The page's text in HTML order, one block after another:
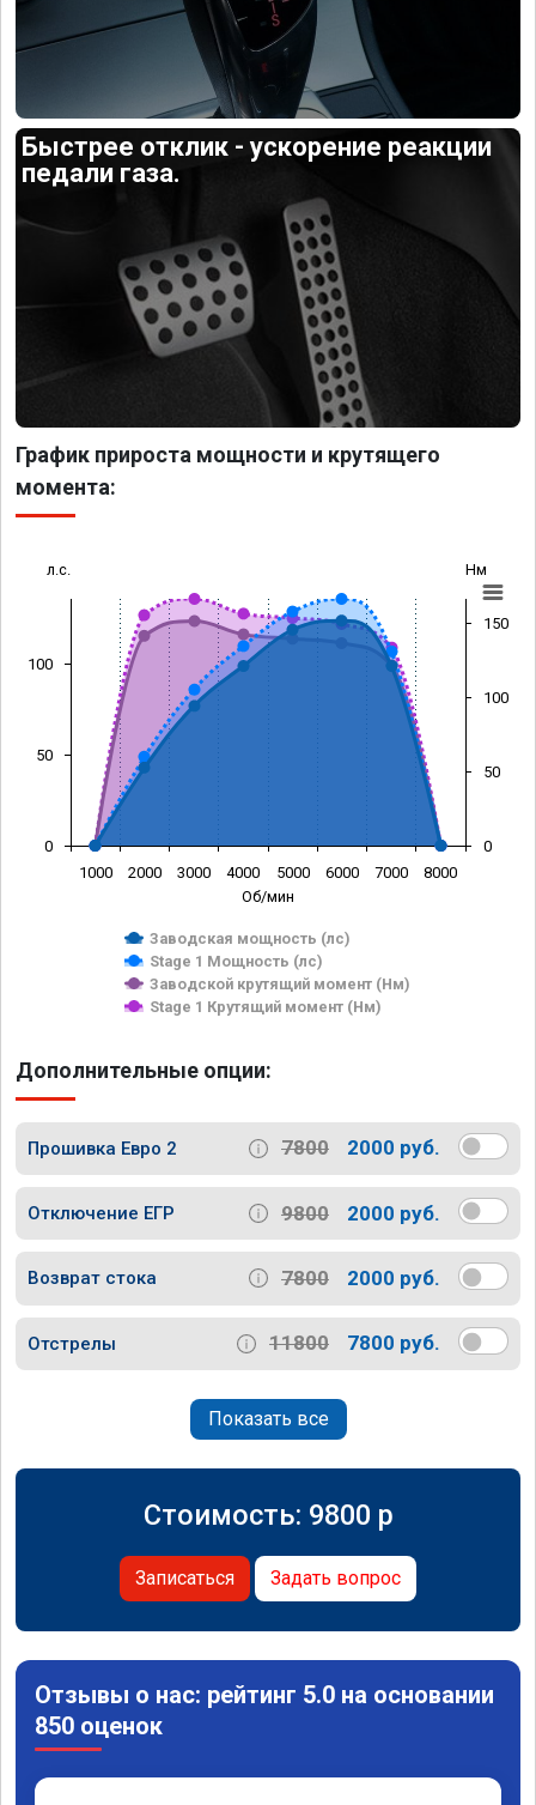
Быстрее отклик - ускорение реакции
педали газа.
График прироста мощности и крутящего
момента:
Об/мин
л.с. Нм
Заводская мощность (лс)
Stage 1 Мощность (лс)
Заводской крутящий момент (Нм)
Stage 1 Крутящий момент (Нм)
1000 2000 3000 4000 5000 6000 7000 8000
0
50
100
0
50
100
150
Дополнительные опции:
Прошивка Евро 2 7800 2000 руб.
Отключение ЕГР 9800 2000 руб.
Возврат стока 7800 2000 руб.
Отстрелы 11800 7800 руб.
Показать все
Стоимость: 9800 p
Записаться Задать вопрос
Отзывы о нас: рейтинг 5.0 на основании
850 оценок